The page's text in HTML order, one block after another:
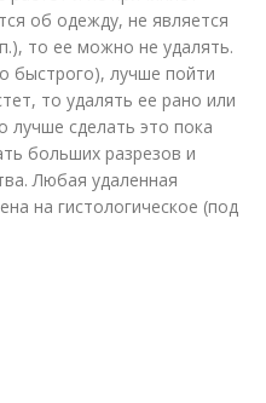
об одежду, не является
то ее можно не удалять.
быстрого), лучше пойти
то удалять ее рано или
лучше сделать это пока
больших разрезов и
Любая удаленная
на гистологическое (под